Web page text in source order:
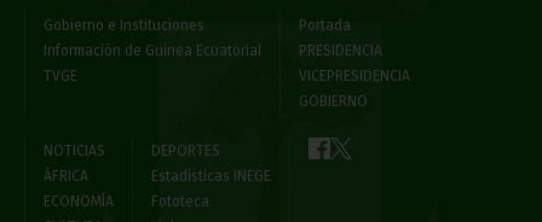
Gobierno e Instituciones
Información de Guinea Ecuatorial
TVGE
Portada
PRESIDENCIA
VICEPRESIDENCIA
GOBIERNO
NOTICIAS
ÁFRICA
ECONOMÍA
DEPORTES
Estadísticas INEGE
Fototeca